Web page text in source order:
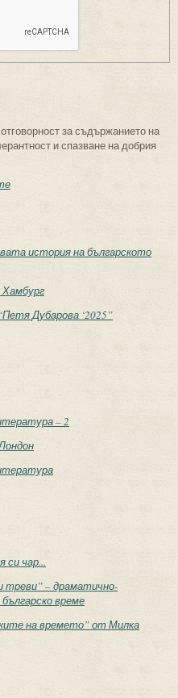
за съдържанието на
и спазване на добрия
история на българското
Дубарова ‘2025”
– 2
си чар...
– драматично-
време
на времето” от Милка